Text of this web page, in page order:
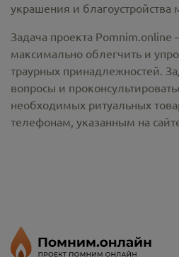
украшения и благоустройства
Задача проекта
максимально облегчить и
траурных принадлежностей.
вопросы и
необходимых ритуальных
телефонам, указанным на